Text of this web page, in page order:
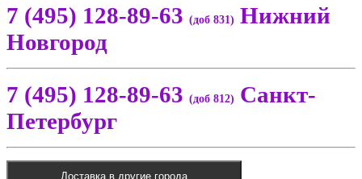
7 (495) 128-89-63 (доб 831) Нижний
Новгород
7 (495) 128-89-63 (доб 812) Санкт-
Петербург
Доставка в другие города